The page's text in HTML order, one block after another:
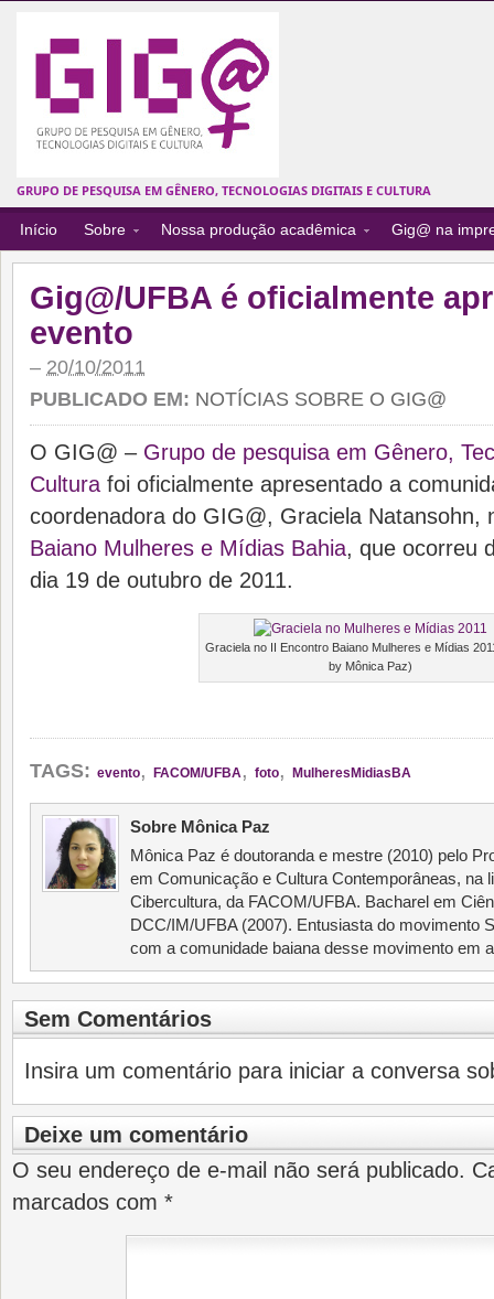
GRUPO DE PESQUISA EM GÊNERO, TECNOLOGIAS DIGITAIS E CULTURA
Início Sobre Nossa produção acadêmica Gig@ na
Gig@/UFBA é oficialmente
evento
– 20/10/2011
PUBLICADO EM: NOTÍCIAS SOBRE O GIG@
O GIG@ – Grupo de pesquisa em Gênero,
Cultura foi oficialmente apresentado a
coordenadora do GIG@, Graciela Natansohn,
Baiano Mulheres e Mídias Bahia, que ocorreu
dia 19 de outubro de 2011.
Graciela no II Encontro Baiano Mulheres e Mídias
by Mônica Paz)
TAGS: evento, FACOM/UFBA, foto, MulheresMidiasBA
Sobre Mônica Paz
Mônica Paz é doutoranda e mestre (2010) pelo
em Comunicação e Cultura Contemporâneas, na
Cibercultura, da FACOM/UFBA. Bacharel em
DCC/IM/UFBA (2007). Entusiasta do movimento
com a comunidade baiana desse movimento em
Sem Comentários
Insira um comentário para iniciar a conversa
Deixe um comentário
O seu endereço de e-mail não será publicado.
marcados com *